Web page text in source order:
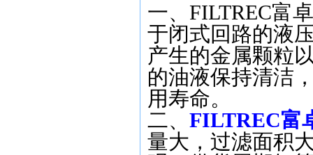
一、FILTREC富
于闭式回路的液
产生的金属颗粒
的油液保持清洁
用寿命。
二、 FILTREC富
量大，过滤面积